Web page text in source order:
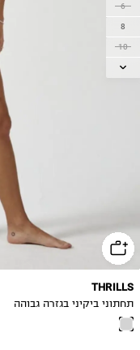
6
8
10
12
THRILLS
תחתוני ביקיני בגזרה גבוהה